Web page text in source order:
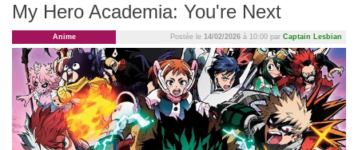
My Hero Academia: You're Next
Anime Postée le 14/02/2026 à 10:00 par Captain Lesbian